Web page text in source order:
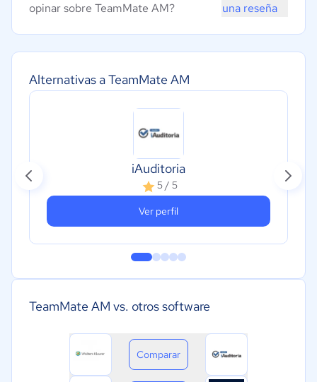
Alternativas a TeamMate AM
iAuditoria
5 / 5
Ver perfil
TeamMate AM vs. otros software
Comparar
opinar sobre TeamMate AM?
una reseña